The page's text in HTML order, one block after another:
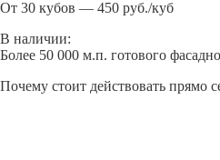
От 30 кубов — 450 руб./куб
В наличии:
Более 50 000 м.п. готового
Почему стоит действовать прямо